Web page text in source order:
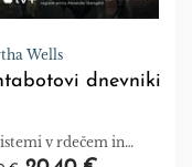
Wells
dnevniki
v rdečem in
stanje